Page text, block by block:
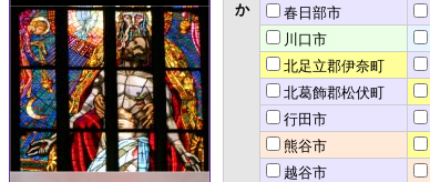
か
春日部市
川口市
北足立郡伊奈町
北葛飾郡松伏町
行田市
熊谷市
越谷市